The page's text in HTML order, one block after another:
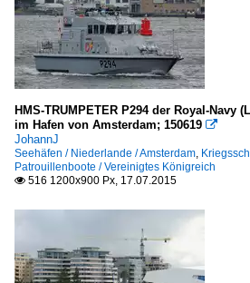
HMS-TRUMPETER P294 der Royal-Navy
im Hafen von Amsterdam; 150619 
JohannJ
Seehäfen / Niederlande / Amsterdam,
Patrouillenboote / Vereinigtes Königreich
 516 1200x900 Px, 17.07.2015